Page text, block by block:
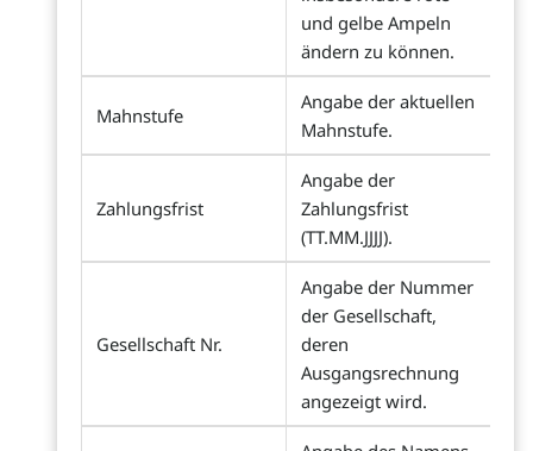
und gelbe Ampeln
ändern zu können.
Mahnstufe
Angabe der aktuellen
Mahnstufe.
Zahlungsfrist
Angabe der
Zahlungsfrist
(TT.MM.JJJJ).
Gesellschaft Nr.
Angabe der Nummer
der Gesellschaft,
deren
Ausgangsrechnung
angezeigt wird.